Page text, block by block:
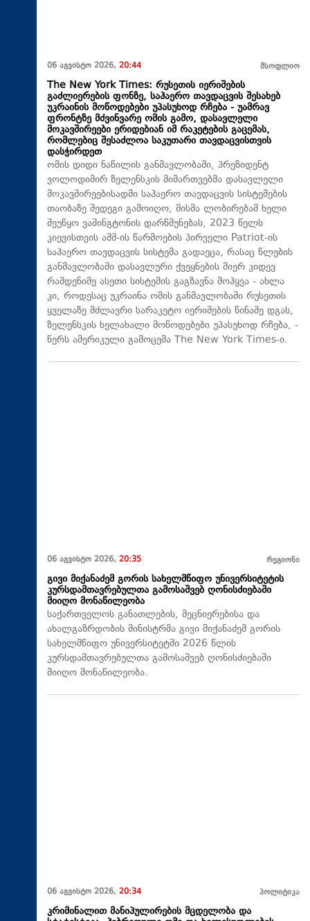
06 აგვისტო 2026, 20:44 მსოფლიო
The New York Times: რუსეთის იერიშების
გაძლიერების ფონზე, საჰაერო თავდაცვის შესახებ
უკრაინის მოწოდებები უპასუხოდ რჩება - უამრავ
ფრონტზე მძვინვარე ომის გამო, დასავლელი
მოკავშირეები ერიდებიან იმ რაკეტების გაცემას,
რომლებიც შესაძლოა საკუთარი თავდაცვისთვის
დასჭირდეთ
ომის დიდი ნაწილის განმავლობაში, პრეზიდენტ
ვოლოდიმირ ზელენსკის მიმართვებმა დასავლელი
მოკავშირეებისადმი საჰაერო თავდაცვის სისტემების
თაობაზე შედეგი გამოიღო, მისმა ლობირებამ ხელი
შეუწყო ვაშინგტონის დარწმუნებას, 2023 წელს
კიევისთვის აშშ-ის წარმოების პირველი Patriot-ის
საჰაერო თავდაცვის სისტემა გადაეცა, რასაც წლების
განმავლობაში დასავლური ქვეყნების მიერ კიდევ
რამდენიმე ასეთი სისტემის გაგზავნა მოჰყვა - ახლა
კი, როდესაც უკრაინა ომის განმავლობაში რუსეთის
ყველაზე მძლავრი სარაკეტო იერიშების წინაშე დგას,
ზელენსკის ხელახალი მოწოდებები უპასუხოდ რჩება, -
წერს ამერიკული გამოცემა The New York Times-ი.
06 აგვისტო 2026, 20:35 რეგიონი
გივი მიქანაძემ გორის სახელმწიფო უნივერსიტეტის
კურსდამთავრებულთა გამოსაშვებ ღონისძიებაში
მიიღო მონაწილეობა
საქართველოს განათლების, მეცნიერებისა და
ახალგაზრდობის მინისტრმა გივი მიქანაძემ გორის
სახელმწიფო უნივერსიტეტში 2026 წლის
კურსდამთავრებულთა გამოსაშვებ ღონისძიებაში
მიიღო მონაწილეობა.
06 აგვისტო 2026, 20:34 პოლიტიკა
კრიმინალით მანიპულირების მცდელობა და